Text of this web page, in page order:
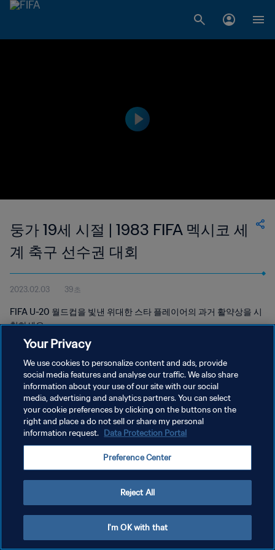
둥가 19세 시절 | 1983 FIFA 멕시코 세
계 축구 선수권 대회
2023.02.03 39초
FIFA U-20 월드컵을 빛낸 위대한 스타 플레이어의 과거 활약상을 시
청하세요.
개인정보 보호정책
서비스 약관
쿠키 기본 설정 관리
Your Privacy
We use cookies to personalize content and ads, provide
social media features and analyse our traffic. We also share
information about your use of our site with our social
media, advertising and analytics partners. You can select
your cookie preferences by clicking on the buttons on the
right and place a do not sell or share my personal
information request. Data Protection Portal
Preference Center
Reject All
I'm OK with that